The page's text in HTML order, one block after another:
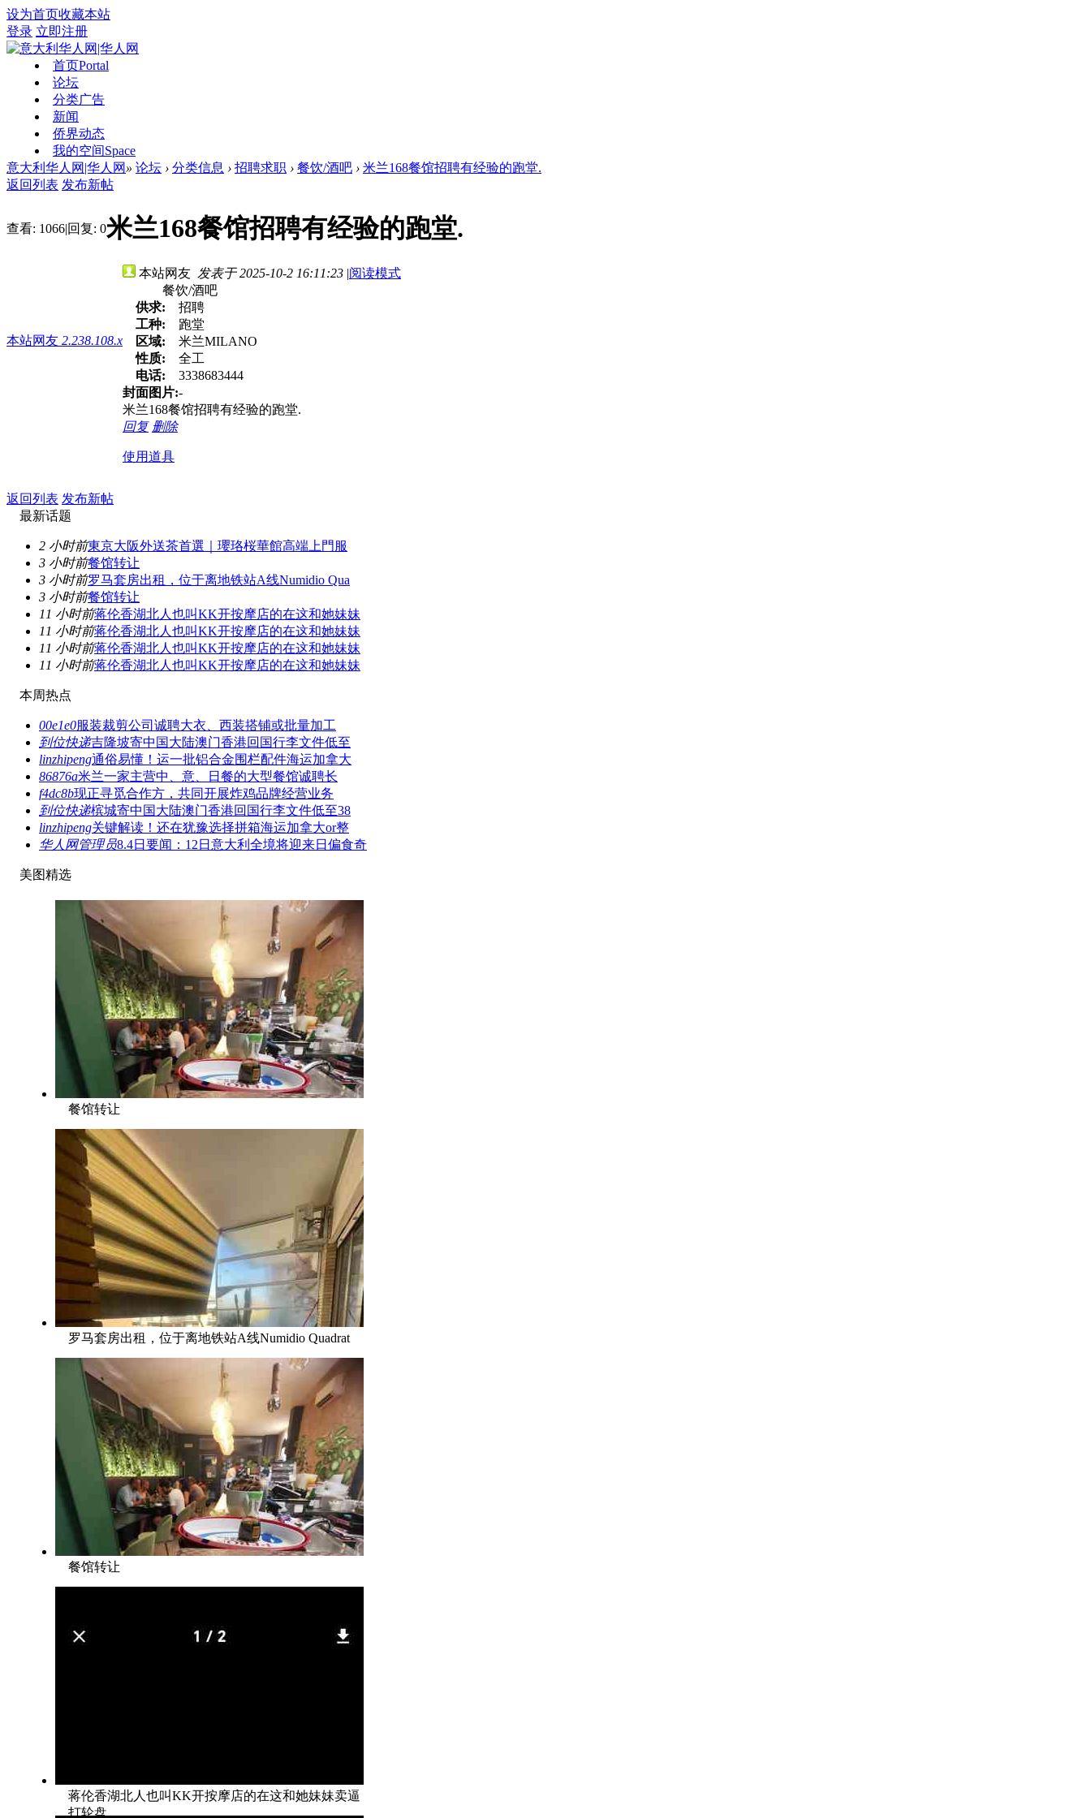
设为首页收藏本站
登录 立即注册
首页Portal
论坛
分类广告
新闻
侨界动态
我的空间Space
意大利华人网|华人网 » 论坛 › 分类信息 › 招聘求职 › 餐饮/酒吧 › 米兰168餐馆招聘有经验的跑堂.
返回列表 发布新帖
查看: 1066|回复: 0米兰168餐馆招聘有经验的跑堂.
本站网友 2.238.108.x
本站网友 发表于 2025-10-2 16:11:23 |阅读模式
餐饮/酒吧
供求:
招聘
工种:
跑堂
区域:
米兰MILANO
性质:
全工
电话:
3338683444
封面图片:-
米兰168餐馆招聘有经验的跑堂.
回复 删除
使用道具
返回列表 发布新帖
最新话题
2 小时前東京大阪外送茶首選｜瓔珞桜華館高端上門服
3 小时前餐馆转让
3 小时前罗马套房出租，位于离地铁站A线Numidio Qua
3 小时前餐馆转让
11 小时前蒋伦香湖北人也叫KK开按摩店的在这和她妹妹
11 小时前蒋伦香湖北人也叫KK开按摩店的在这和她妹妹
11 小时前蒋伦香湖北人也叫KK开按摩店的在这和她妹妹
11 小时前蒋伦香湖北人也叫KK开按摩店的在这和她妹妹
本周热点
00e1e0服装裁剪公司诚聘大衣、西装搭铺或批量加工
到位快递吉隆坡寄中国大陆澳门香港回国行李文件低至
linzhipeng通俗易懂！运一批铝合金围栏配件海运加拿大
86876a米兰一家主营中、意、日餐的大型餐馆诚聘长
f4dc8b现正寻觅合作方，共同开展炸鸡品牌经营业务
到位快递槟城寄中国大陆澳门香港回国行李文件低至38
linzhipeng关键解读！还在犹豫选择拼箱海运加拿大or整
华人网管理员8.4日要闻：12日意大利全境将迎来日偏食奇
美图精选
餐馆转让
罗马套房出租，位于离地铁站A线Numidio Quadrat
餐馆转让
蒋伦香湖北人也叫KK开按摩店的在这和她妹妹卖逼
打轮盘